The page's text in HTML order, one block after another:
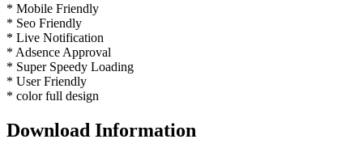
* Mobile Friendly
* Seo Friendly
* Live Notification
* Adsence Approval
* Super Speedy Loading
* User Friendly
* color full design
Download Information